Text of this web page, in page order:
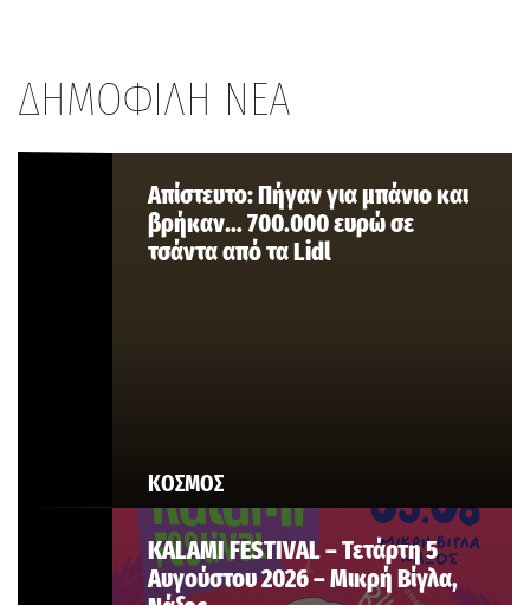
ΔΗΜΟΦΙΛΗ ΝΕΑ
ΚΟΣΜΟΣ
Aπίστευτο: Πήγαν για μπάνιο και
βρήκαν… 700.000 ευρώ σε
τσάντα από τα Lidl
KALAMI FESTIVAL – Τετάρτη 5
Αυγούστου 2026 – Μικρή Βίγλα,